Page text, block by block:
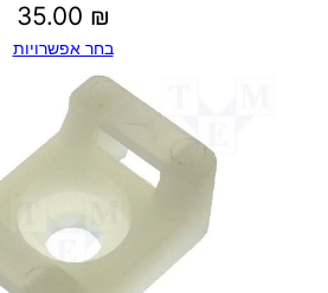
35.00 ₪
בחר אפשרויות